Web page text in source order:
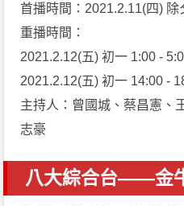
首播時間：2021.2.11(四) 除
重播時間：
2021.2.12(五) 初一 1:00 -
2021.2.12(五) 初一 14:00 -
主持人：曾國城、蔡昌憲、
志豪
八大綜合台——金